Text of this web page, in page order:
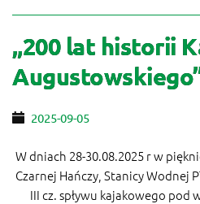
„200 lat historii
2025-09-05
W dniach 28-30.08.2025 r w
Czarnej Hańczy, Stanicy Wodnej
III cz. spływu kajakowego pod